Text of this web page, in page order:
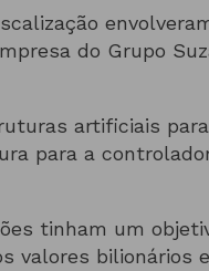
do Grupo
artificiais
para a
tinham um
valores bilionários